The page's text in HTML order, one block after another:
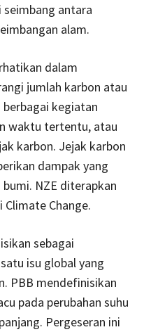
seimbang antara
alam.
dalam
jumlah karbon atau
kegiatan
waktu tertentu, atau
karbon. Jejak karbon
dampak yang
NZE diterapkan
Change.
sebagai
isu global yang
PBB mendefinisikan
pada perubahan suhu
Pergeseran ini